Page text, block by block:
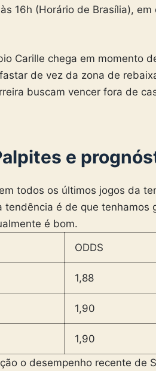
16h (Horário de Brasília), em
Carille chega em momento
de vez da zona de
buscam vencer fora de
e
todos os últimos jogos da
tendência é de que tenhamos
é bom.
ODDS
1,88
1,90
1,90
o desempenho recente de